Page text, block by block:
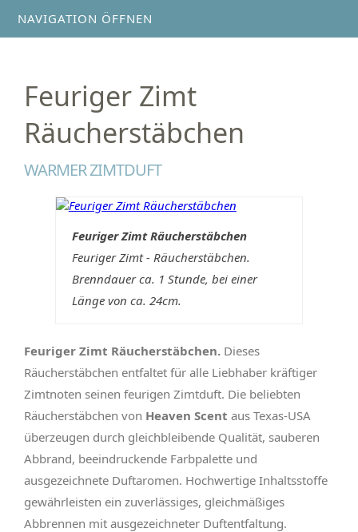
NAVIGATION ÖFFNEN
Feuriger Zimt
Räucherstäbchen
WARMER ZIMTDUFT
Feuriger Zimt Räucherstäbchen
Feuriger Zimt - Räucherstäbchen.
Brenndauer ca. 1 Stunde, bei einer
Länge von ca. 24cm.
Feuriger Zimt Räucherstäbchen. Dieses
Räucherstäbchen entfaltet für alle Liebhaber kräftiger
Zimtnoten seinen feurigen Zimtduft. Die beliebten
Räucherstäbchen von Heaven Scent aus Texas-USA
überzeugen durch gleichbleibende Qualität, sauberen
Abbrand, beeindruckende Farbpalette und
ausgezeichnete Duftaromen. Hochwertige Inhaltsstoffe
gewährleisten ein zuverlässiges, gleichmäßiges
Abbrennen mit ausgezeichneter Duftentfaltung.